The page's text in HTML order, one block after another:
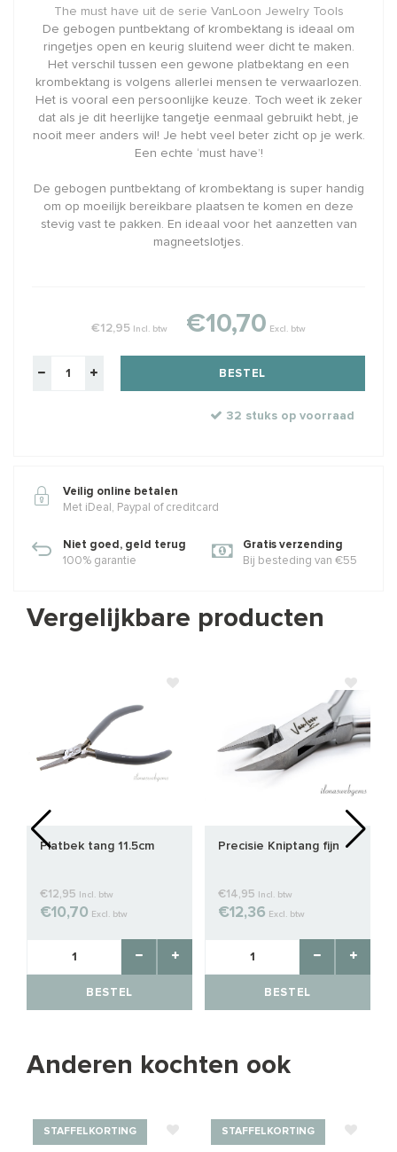
The must have uit de serie VanLoon Jewelry Tools
De gebogen puntbektang of krombektang is ideaal om
ringetjes open en keurig sluitend weer dicht te maken.
Het verschil tussen een gewone platbektang en een
krombektang is volgens allerlei mensen te verwaarlozen.
Het is vooral een persoonlijke keuze. Toch weet ik zeker
dat als je dit heerlijke tangetje eenmaal gebruikt hebt, je
nooit meer anders wil! Je hebt veel beter zicht op je werk.
Een echte ‘must have’!
De gebogen puntbektang of krombektang is super handig
om op moeilijk bereikbare plaatsen te komen en deze
stevig vast te pakken. En ideaal voor het aanzetten van
magneetslotjes.
€12,95 Incl. btw €10,70 Excl. btw
BESTEL
32 stuks op voorraad
Veilig online betalen
Met iDeal, Paypal of creditcard
Niet goed, geld terug
100% garantie
Gratis verzending
Bij besteding van €55
Vergelijkbare producten
Platbek tang 11.5cm
€12,95 Incl. btw
€10,70 Excl. btw
BESTEL
Precisie Kniptang fijn
€14,95 Incl. btw
€12,36 Excl. btw
BESTEL
Anderen kochten ook
STAFFELKORTING STAFFELKORTING